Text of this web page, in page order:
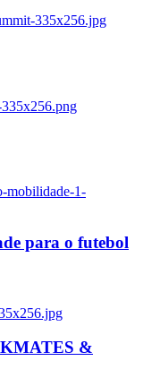
335x256.jpg
mobilidade-1-
para o futebol
&